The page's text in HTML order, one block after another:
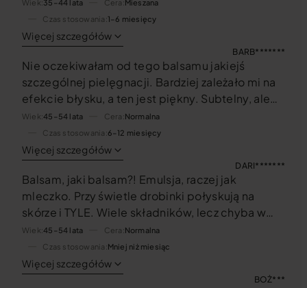
Wiek 35–44 lata Cera Mieszana
Czas stosowania 1–6 miesięcy
Więcej szczegółów
BARB*******
Nie oczekiwałam od tego balsamu jakiejś
szczególnej pielęgnacji. Bardziej zależało mi na
efekcie błysku, a ten jest piękny. Subtelny, ale
jednak. Balsam jest poza tym bardzo przyjemny
w stosowaniu. Na pewno kupię ponownie.
Wiek 45–54 lata Cera Normalna
Czas stosowania 6–12 miesięcy
Więcej szczegółów
DARI*******
Balsam, jaki balsam?! Emulsja, raczej jak
mleczko. Przy świetle drobinki połyskują na
skórze i TYLE. Wiele składników, lecz chyba w
minimalnych ilościach, bo żadnej zmiany nie
dostrzegam. Spodziewałam się choćby
nawilżenia. To drugi produkt, który mnie zawiódł.
Do suchej skóry – słabiutko!
Wiek 45–54 lata Cera Normalna
Czas stosowania Mniej niż miesiąc
Więcej szczegółów
BOŻ***